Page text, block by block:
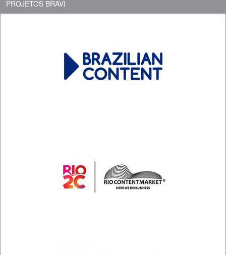
PROJETOS BRAVI